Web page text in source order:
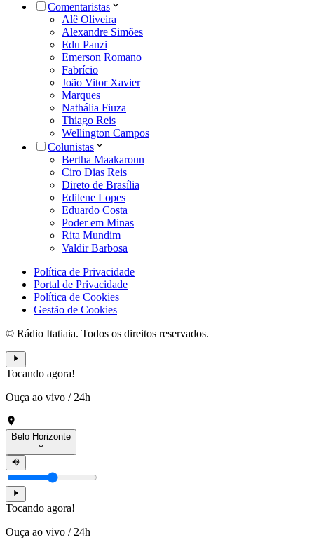
Comentaristas
Alê Oliveira
Alexandre Simões
Edu Panzi
Emerson Romano
Fabrício
João Vitor Xavier
Marques
Nathália Fiuza
Thiago Reis
Wellington Campos
Colunistas
Bertha Maakaroun
Ciro Dias Reis
Direto de Brasília
Edilene Lopes
Eduardo Costa
Poder em Minas
Rita Mundim
Valdir Barbosa
Política de Privacidade
Portal de Privacidade
Política de Cookies
Gestão de Cookies
© Rádio Itatiaia. Todos os direitos reservados.
Tocando agora!
Ouça ao vivo / 24h
Belo Horizonte
Tocando agora!
Ouça ao vivo / 24h